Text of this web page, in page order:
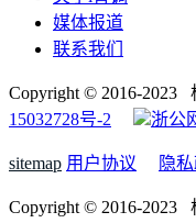
媒体报道
联系我们
Copyright © 2016-
15032728号-2
浙公
sitemap 用户协议 隐
Copyright © 2016-2023